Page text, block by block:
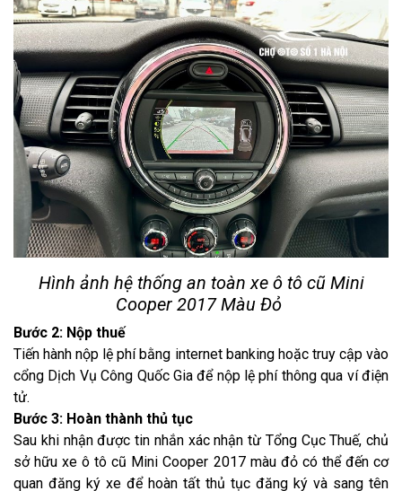
Hình ảnh hệ thống an toàn xe ô tô cũ Mini
Cooper 2017 Màu Đỏ
Bước 2: Nộp thuế
Tiến hành nộp lệ phí bằng internet banking hoặc truy cập vào
cổng Dịch Vụ Công Quốc Gia để nộp lệ phí thông qua ví điện
tử.
Bước 3: Hoàn thành thủ tục
Sau khi nhận được tin nhắn xác nhận từ Tổng Cục Thuế, chủ
sở hữu xe ô tô cũ Mini Cooper 2017 màu đỏ có thể đến cơ
quan đăng ký xe để hoàn tất thủ tục đăng ký và sang tên